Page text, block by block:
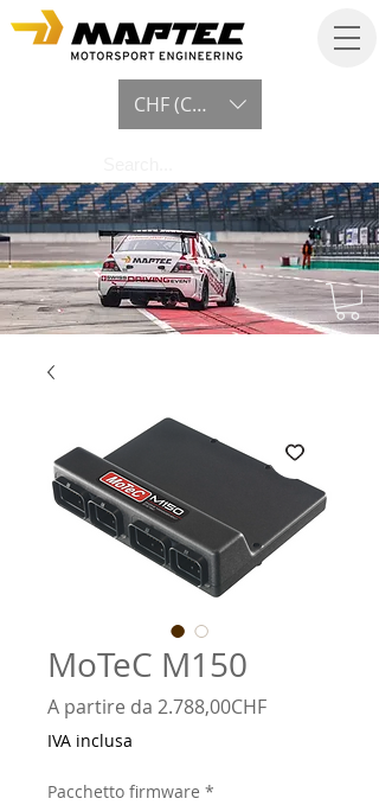
CHF (CHF)
MoTeC M150
A partire da 2.788,00CHFPrezzo
IVA inclusa
Pacchetto firmware *